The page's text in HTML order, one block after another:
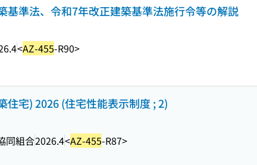
基準法、令和7年改正建築基準法施行令等の解説
<AZ-455-R90>
宅) 2026 (住宅性能表示制度 ; 2)
同組合2026.4<AZ-455-R87>